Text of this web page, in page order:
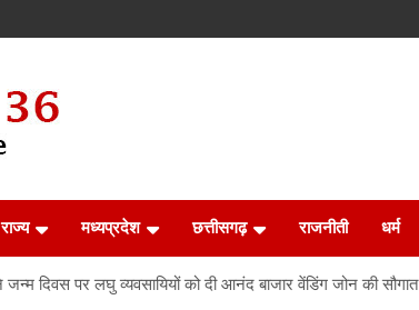
राज्य मध्यप्रदेश छत्तीसगढ़ राजनीती धर्म
जन्म दिवस पर लघु व्यवसायियों को दी आनंद बाजार वेंडिंग जोन की सौगात